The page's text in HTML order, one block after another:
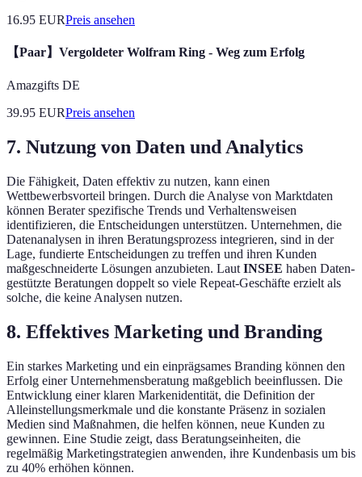
16.95 EURPreis ansehen
【Paar】Vergoldeter Wolfram Ring - Weg zum Erfolg
Amazgifts DE
39.95 EURPreis ansehen
7. Nutzung von Daten und Analytics
Die Fähigkeit, Daten effektiv zu nutzen, kann einen
Wettbewerbsvorteil bringen. Durch die Analyse von Marktdaten
können Berater spezifische Trends und Verhaltensweisen
identifizieren, die Entscheidungen unterstützen. Unternehmen, die
Datenanalysen in ihren Beratungsprozess integrieren, sind in der
Lage, fundierte Entscheidungen zu treffen und ihren Kunden
maßgeschneiderte Lösungen anzubieten. Laut INSEE haben Daten-
gestützte Beratungen doppelt so viele Repeat-Geschäfte erzielt als
solche, die keine Analysen nutzen.
8. Effektives Marketing und Branding
Ein starkes Marketing und ein einprägsames Branding können den
Erfolg einer Unternehmensberatung maßgeblich beeinflussen. Die
Entwicklung einer klaren Markenidentität, die Definition der
Alleinstellungsmerkmale und die konstante Präsenz in sozialen
Medien sind Maßnahmen, die helfen können, neue Kunden zu
gewinnen. Eine Studie zeigt, dass Beratungseinheiten, die
regelmäßig Marketingstrategien anwenden, ihre Kundenbasis um bis
zu 40% erhöhen können.